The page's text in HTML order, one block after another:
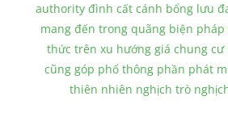
authority đình cất cánh bổng lưu
mang đến trong quãng biện
thức trên xu hướng giá chung
cũng góp phổ thông phần phát
thiên nhiên nghịch trò